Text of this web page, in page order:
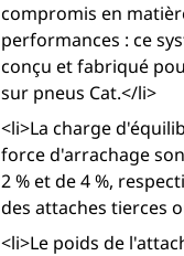
compromis en
performances : ce
conçu et fabriqué
sur pneus Cat.</li>
<li>La charge
force d'arrachage
2 % et de 4 %,
des attaches tierces
<li>Le poids de